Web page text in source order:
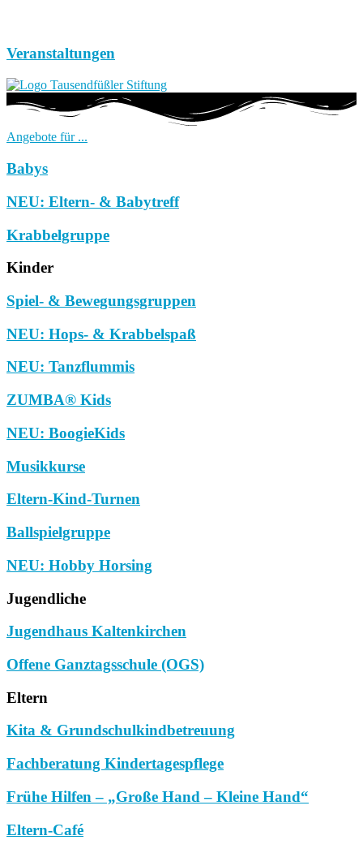
Veranstaltungen
Angebote für ...
Babys
NEU: Eltern- & Babytreff
Krabbelgruppe
Kinder
Spiel- & Bewegungsgruppen
NEU: Hops- & Krabbelspaß
NEU: Tanzflummis
ZUMBA® Kids
NEU: BoogieKids
Musikkurse
Eltern-Kind-Turnen
Ballspielgruppe
NEU: Hobby Horsing
Jugendliche
Jugendhaus Kaltenkirchen
Offene Ganztagsschule (OGS)
Eltern
Kita & Grundschulkindbetreuung
Fachberatung Kindertagespflege
Frühe Hilfen – „Große Hand – Kleine Hand“
Eltern-Café